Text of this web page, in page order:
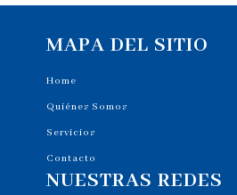
MAPA DEL SITIO
Home
Quiénes Somos
Servicios
Contacto
NUESTRAS REDES